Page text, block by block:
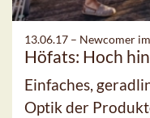
13.06.17 – Newcomer
Höfats: Hoch
Einfaches,
Optik der